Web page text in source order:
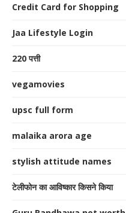
Credit Card for Shopping
Jaa Lifestyle Login
220 पत्ती
vegamovies
upsc full form
malaika arora age
stylish attitude names
टेलीफोन का आविष्कार किसने किया